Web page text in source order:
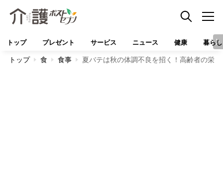
トップ プレゼント サービス ニュース 健康 暮らし
トップ 食 食事 夏バテは秋の体調不良を招く！高齢者の栄